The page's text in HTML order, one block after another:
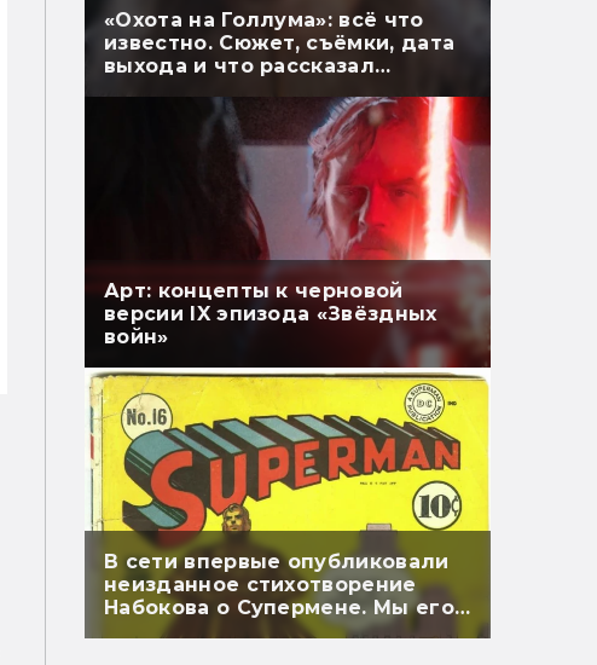
«Охота на Голлума»: всё что
известно. Сюжет, съёмки, дата
выхода и что рассказал
Арт: концепты к черновой
версии IX эпизода «Звёздных
войн»
В сети впервые опубликовали
неизданное стихотворение
Набокова о Супермене. Мы его
перевели